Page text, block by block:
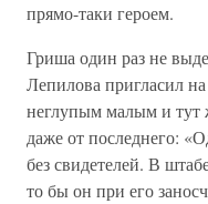
прямо-таки героем.
Гриша один раз не
Лепилова пригласил
неглупым малым и тут
даже от последнего:
без свидетелей. В
то бы он при его